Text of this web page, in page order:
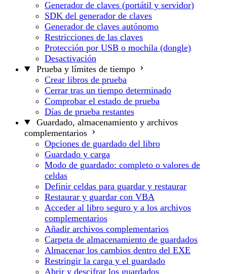
Generador de claves (portátil y servidor)
SDK del generador de claves
Generador de claves autónomo
Restricciones de las claves
Protección por USB o mochila (dongle)
Desactivación
Prueba y límites de tiempo
Crear libros de prueba
Cerrar tras un tiempo determinado
Comprobar el estado de prueba
Días de prueba restantes
Guardado, almacenamiento y archivos
complementarios
Opciones de guardado del libro
Guardado y carga
Modo de guardado: completo o valores de
celdas
Definir celdas para guardar y restaurar
Restaurar y guardar con VBA
Acceder al libro seguro y a los archivos
complementarios
Añadir archivos complementarios
Carpeta de almacenamiento de guardados
Almacenar los cambios dentro del EXE
Restringir la carga y el guardado
Abrir y descifrar los guardados